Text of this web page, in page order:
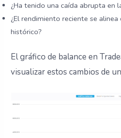
¿Ha tenido una caída abrupta en
¿El rendimiento reciente se
histórico?
El gráfico de balance en
visualizar estos cambios de